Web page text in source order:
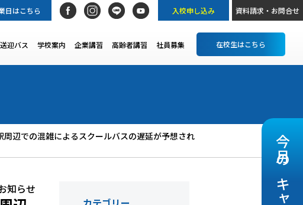
日はこちら 入校申し込み 資料請求・お問合せ
迎バス 学校案内 企業講習 高齢者講習 社員募集 在校生はこちら
辺での混雑によるスクールバスの遅延が予想され
知らせ